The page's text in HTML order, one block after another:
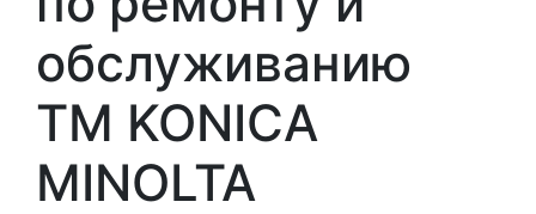
обслуживанию
ТМ KONICA
MINOLTA